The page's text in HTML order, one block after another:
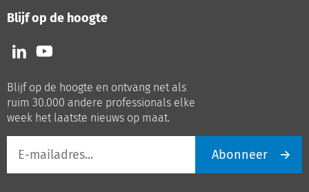
Blijf op de hoogte
Volg
ons
LinkedIn
Volg
ons
Youtube
Blijf op de hoogte en ontvang net als
ruim 30.000 andere professionals elke
week het laatste nieuws op maat.
mailadres
Abonneer